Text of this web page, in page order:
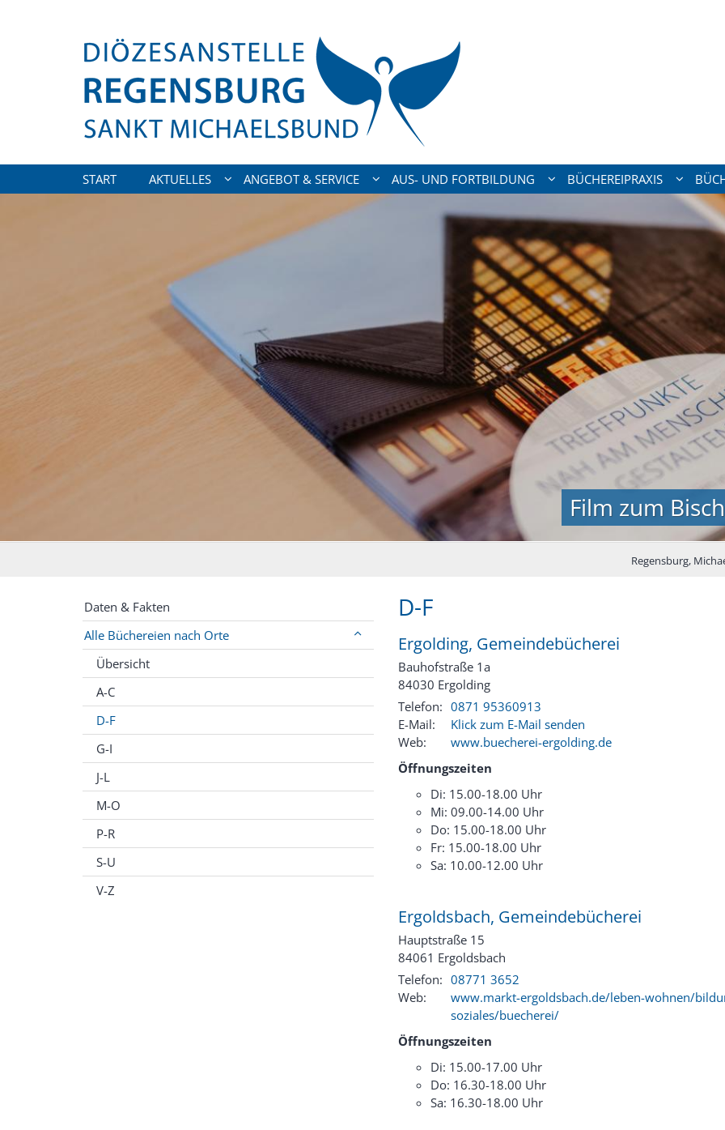
START AKTUELLES ANGEBOT & SERVICE AUS- UND FORTBILDUNG BÜCHEREIPRAXIS
Film zum
Regensburg,
D-F
Ergolding, Gemeindebücherei
Bauhofstraße 1a
84030 Ergolding
Telefon: 0871 95360913
E-Mail:
Klick zum E-Mail senden
Web:
www.buecherei-ergolding.de
Öffnungszeiten
Di: 15.00-18.00 Uhr
Mi: 09.00-14.00 Uhr
Do: 15.00-18.00 Uhr
Fr: 15.00-18.00 Uhr
Sa: 10.00-12.00 Uhr
Ergoldsbach, Gemeindebücherei
Hauptstraße 15
84061 Ergoldsbach
Telefon: 08771 3652
Web:
www.markt-ergoldsbach.de/leben-wohnen/
soziales/buecherei/
Öffnungszeiten
Di: 15.00-17.00 Uhr
Do: 16.30-18.00 Uhr
Sa: 16.30-18.00 Uhr
Daten & Fakten
Alle Büchereien nach Orte
Übersicht
A-C
D-F
G-I
J-L
M-O
P-R
S-U
V-Z